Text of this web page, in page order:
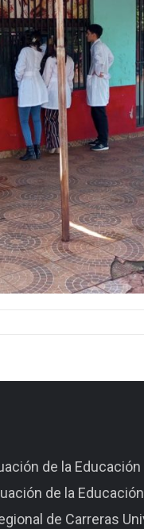
de la
de la
de Carreras